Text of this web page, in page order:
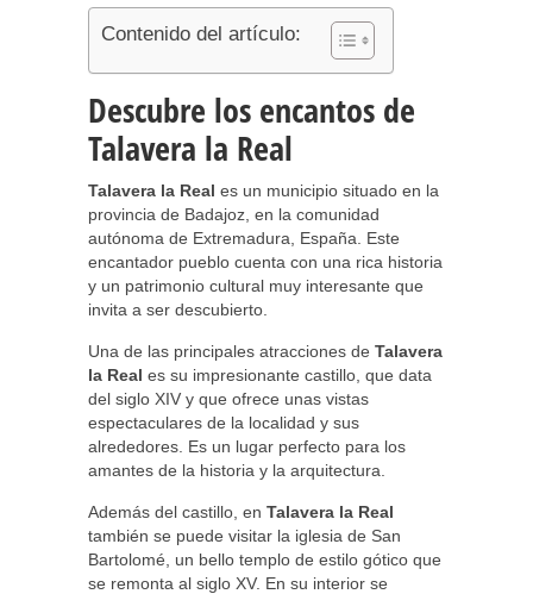
Contenido del artículo:
Descubre los encantos de
Talavera la Real
Talavera la Real es un municipio situado en la
provincia de Badajoz, en la comunidad
autónoma de Extremadura, España. Este
encantador pueblo cuenta con una rica historia
y un patrimonio cultural muy interesante que
invita a ser descubierto.
Una de las principales atracciones de Talavera
la Real es su impresionante castillo, que data
del siglo XIV y que ofrece unas vistas
espectaculares de la localidad y sus
alrededores. Es un lugar perfecto para los
amantes de la historia y la arquitectura.
Además del castillo, en Talavera la Real
también se puede visitar la iglesia de San
Bartolomé, un bello templo de estilo gótico que
se remonta al siglo XV. En su interior se